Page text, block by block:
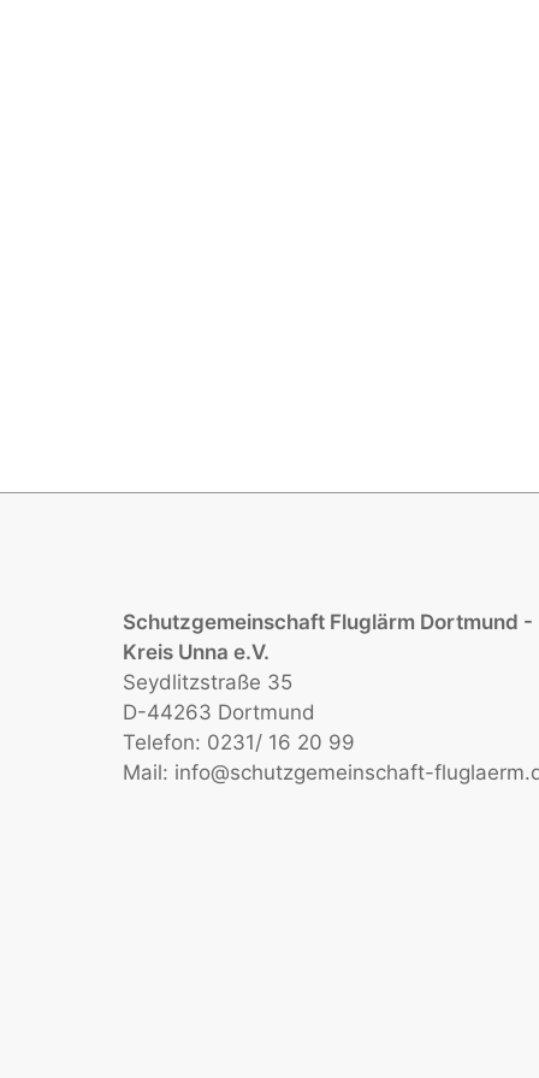
Schutzgemeinschaft Fluglärm Dortmund -
Kreis Unna e.V.
Seydlitzstraße 35
D-44263 Dortmund
Telefon: 0231/ 16 20 99
Mail: info@schutzgemeinschaft-